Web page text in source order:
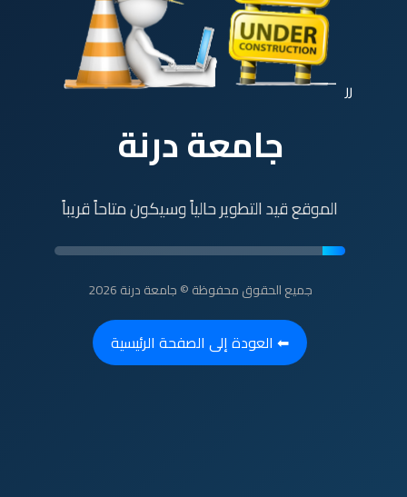
رر
جامعة درنة
الموقع قيد التطوير حالياً وسيكون متاحاً قريباً
جميع الحقوق محفوظة © جامعة درنة 2026
⬅ العودة إلى الصفحة الرئيسية